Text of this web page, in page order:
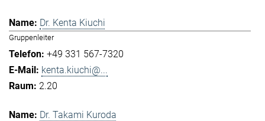
Dr. Kenta Kiuchi
Gruppenleiter
+49 331 567-7320
kenta.kiuchi@...
2.20
Dr. Takami Kuroda